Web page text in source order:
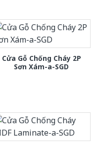
Cửa Gỗ Chống Cháy 2P
Sơn Xám-a-SGD